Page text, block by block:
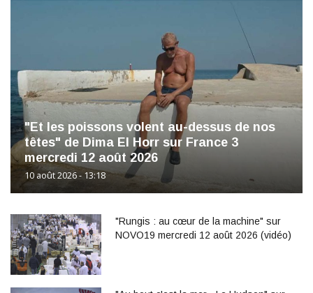
"Et les poissons volent au-dessus de nos
têtes" de Dima El Horr sur France 3
mercredi 12 août 2026
10 août 2026 - 13:18
"Rungis : au cœur de la machine" sur
NOVO19 mercredi 12 août 2026 (vidéo)